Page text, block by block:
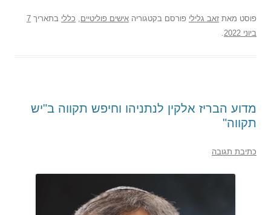
פוסט מאת זאב גלילי פורסם בקטגוריה אישים פוליטיים כללי בתאריך 7
ביוני 2022
מדוע הבריז אלקין לנתניהו וחיפש תקווה ב"יש
תקווה"
כתיבת תגובה